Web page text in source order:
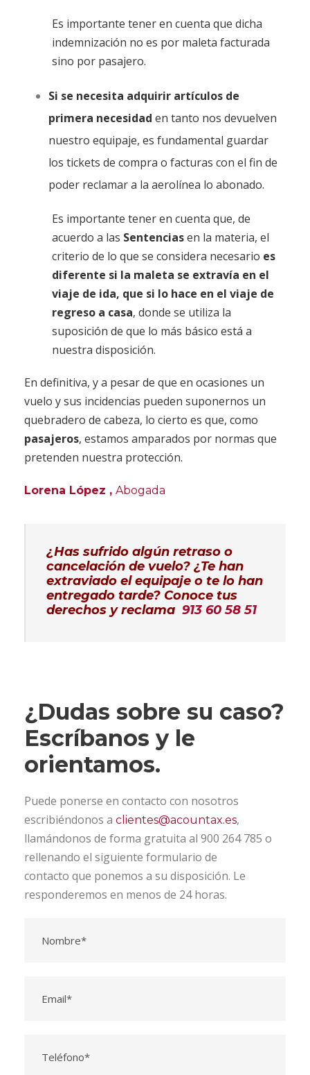
Es importante tener en cuenta que dicha
indemnización no es por maleta facturada
sino por pasajero.
Si se necesita adquirir artículos de
primera necesidad en tanto nos devuelven
nuestro equipaje, es fundamental guardar
los tickets de compra o facturas con el fin de
poder reclamar a la aerolínea lo abonado.
Es importante tener en cuenta que, de
acuerdo a las Sentenciasen la materia, el
criterio de lo que se considera necesario es
diferente si la maleta se extravía en el
viaje de ida, que si lo hace en el viaje de
regreso a casa, donde se utiliza la
suposición de que lo más básico está a
nuestra disposición.
En definitiva, y a pesar de que en ocasiones un
vuelo y sus incidencias pueden suponernos un
quebradero de cabeza, lo cierto es que, como
pasajeros, estamos amparados por normas que
pretenden nuestra protección.
Lorena López , Abogada
¿Has sufrido algún retraso o
cancelación de vuelo? ¿Te han
extraviado el equipaje o te lo han
entregado tarde? Conoce tus
derechos y reclama 913 60 58 51
¿Dudas sobre su caso?
Escríbanos y le
orientamos.
Puede ponerse en contacto con nosotros
escribiéndonos a clientes@acountax.es,
llamándonos de forma gratuita al 900 264 785 o
rellenando el siguiente formulario de
contacto que ponemos a su disposición. Le
responderemos en menos de 24 horas.